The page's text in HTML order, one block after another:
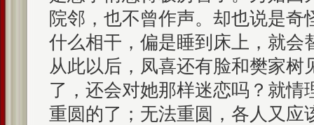
院邻，也不曾作声。却也说是奇
什么相干，偏是睡到床上，就会
从此以后，凤喜还有脸和樊家树
了，还会对她那样迷恋吗？就情
重圆的了；无法重圆，各人又应